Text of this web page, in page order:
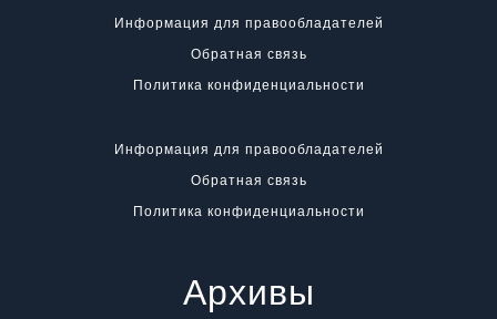
Информация для правообладателей
Обратная связь
Политика конфиденциальности
Информация для правообладателей
Обратная связь
Политика конфиденциальности
Архивы